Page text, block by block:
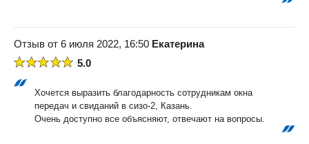
Отзыв от 6 июля 2022, 16:50 Екатерина
5.0
Хочется выразить благодарность сотрудникам окна
передач и свиданий в сизо-2, Казань.
Очень доступно все объясняют, отвечают на вопросы.